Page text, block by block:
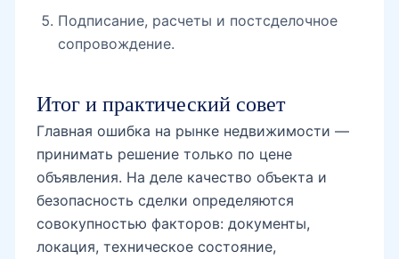
Подписание, расчеты и постсделочное
сопровождение.
Итог и практический совет
Главная ошибка на рынке недвижимости —
принимать решение только по цене
объявления. На деле качество объекта и
безопасность сделки определяются
совокупностью факторов: документы,
локация, техническое состояние,